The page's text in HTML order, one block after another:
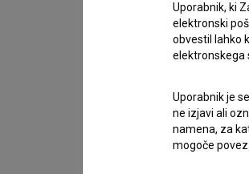
Petek, 12. junij
11.00 – Mojstrski tečaj:
Uporabnik, ki
elektronski
obvestil lahko
elektronskega
Uporabnik je
ne izjavi ali
namena, za
mogoče